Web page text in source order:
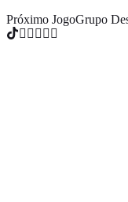
Próximo JogoGrupo